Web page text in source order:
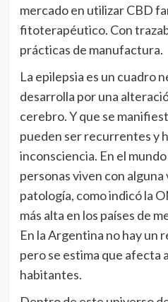
mercado en utilizar CBD
fitoterapéutico. Con
prácticas de manufactura.
La epilepsia es un cuadro
desarrolla por una
cerebro. Y que se
pueden ser recurrentes y
inconsciencia. En el
personas viven con
patología, como indicó la
más alta en los países de
En la Argentina no hay un
pero se estima que afecta
habitantes.